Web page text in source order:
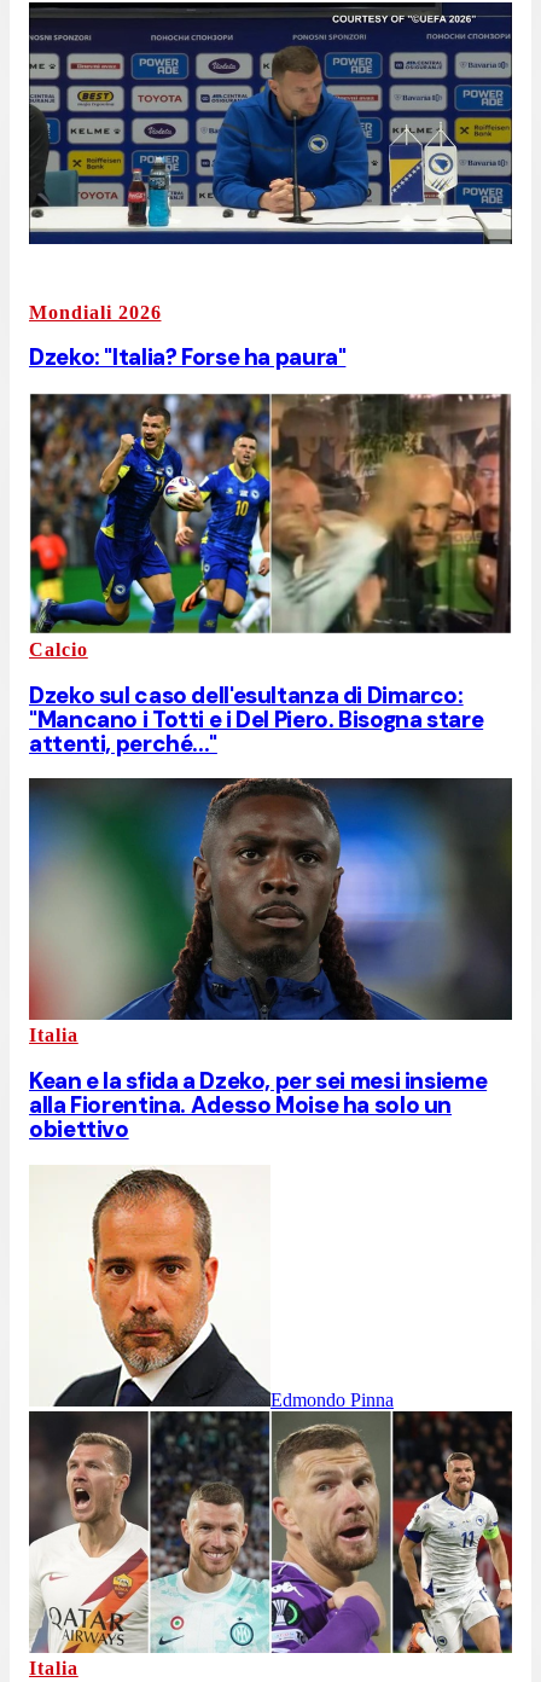
Mondiali 2026
Dzeko: "Italia? Forse ha paura"
Calcio
Dzeko sul caso dell'esultanza di Dimarco:
"Mancano i Totti e i Del Piero. Bisogna stare
attenti, perché..."
Italia
Kean e la sfida a Dzeko, per sei mesi insieme
alla Fiorentina. Adesso Moise ha solo un
obiettivo
Edmondo Pinna
Italia